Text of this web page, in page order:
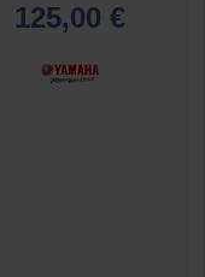
125,00 €